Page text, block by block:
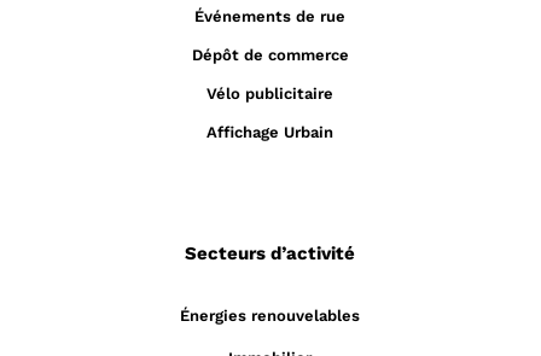
Événements de rue
Dépôt de commerce
Vélo publicitaire
Affichage Urbain
Secteurs d’activité
Énergies renouvelables